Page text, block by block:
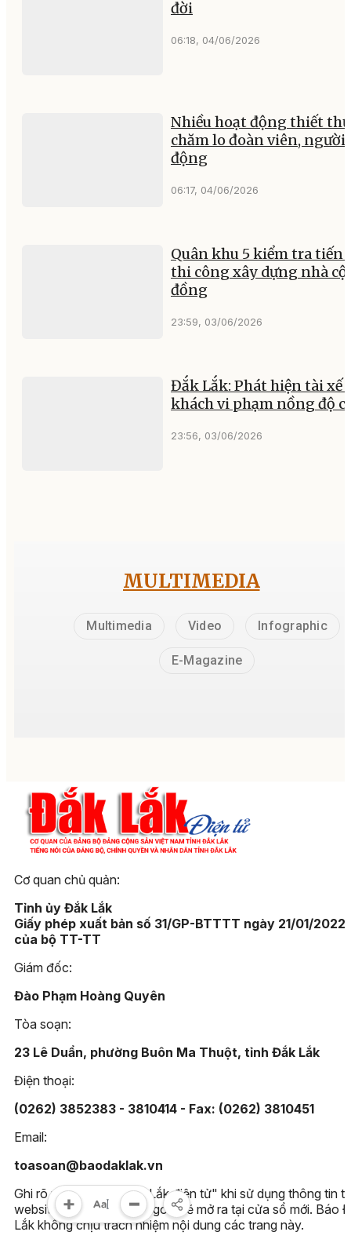
đời
06:18, 04/06/2026
Nhiều hoạt động thiết
chăm lo đoàn viên, người
động
06:17, 04/06/2026
Quân khu 5 kiểm tra tiến
thi công xây dựng nhà
đồng
23:59, 03/06/2026
Đắk Lắk: Phát hiện tài xế
khách vi phạm nồng độ
23:56, 03/06/2026
MULTIMEDIA
Multimedia Video Infographic
E-Magazine
Cơ quan chủ quản:
Tỉnh ủy Đắk Lắk
Giấy phép xuất bản số 31/GP-BTTTT ngày 21/01/2022
của bộ TT-TT
Giám đốc:
Đào Phạm Hoàng Quyên
Tòa soạn:
23 Lê Duẩn, phường Buôn Ma Thuột, tỉnh Đắk Lắk
Điện thoại:
(0262) 3852383 - 3810414 - Fax: (0262) 3810451
Email:
toasoan@baodaklak.vn
Ghi rõ nguồn "Báo Đắk Lắk điện tử" khi sử dụng thông tin
website này. Các trang ngoài sẽ mở ra tại cửa sổ mới. Báo
Lắk không chịu trách nhiệm nội dung các trang này.